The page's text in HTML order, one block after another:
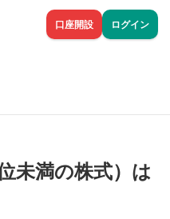
口座開設 ログイン
未満の株式）は